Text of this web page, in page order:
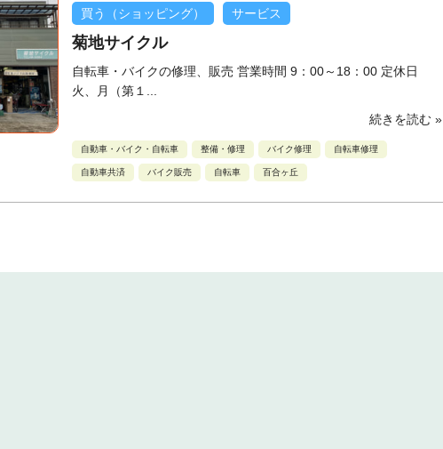
買う（ショッピング） サービス
菊地サイクル
自転車・バイクの修理、販売 営業時間 9：00～18：00 定休日
火、月（第１...
続きを読む »
自動車・バイク・自転車 整備・修理 バイク修理 自転車修理
自動車共済 バイク販売 自転車 百合ヶ丘